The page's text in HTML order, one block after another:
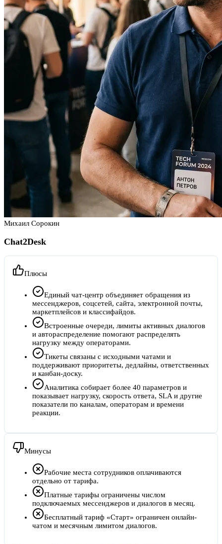
Михаил Сорокин
Chat2Desk
Плюсы
Единый чат-центр объединяет обращения из
мессенджеров, соцсетей, сайта, электронной почты,
маркетплейсов и классифайдов.
Встроенные очереди, лимиты активных диалогов
и автораспределение помогают распределять
нагрузку между операторами.
Тикеты связаны с исходными чатами и
поддерживают приоритеты, дедлайны, ответственных
и канбан-доску.
Аналитика собирает более 40 параметров и
показывает нагрузку, скорость ответа, SLA и другие
показатели по каналам, операторам и времени
реакции.
Минусы
Рабочие места сотрудников оплачиваются
отдельно от тарифа.
Платные тарифы ограничены числом
подключаемых мессенджеров и диалогов в месяц.
Бесплатный тариф «Старт» ограничен онлайн-
чатом и месячным лимитом диалогов.